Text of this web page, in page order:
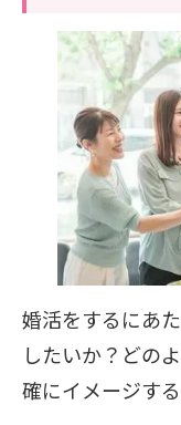
婚活をするにあ
したいか？どの
確にイメージす